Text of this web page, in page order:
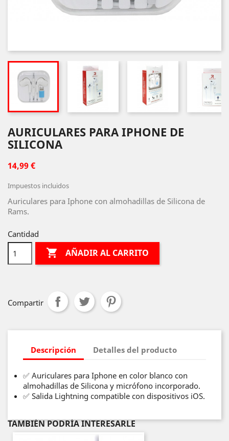
AURICULARES PARA IPHONE DE
SILICONA
14,99 €
Impuestos incluidos
Auriculares para Iphone con almohadillas de Silicona de
Rams.
Cantidad
 AÑADIR AL CARRITO
Compartir
Descripción Detalles del producto
✅ Auriculares para Iphone en color blanco con
almohadillas de Silicona y micrófono incorporado.
✅ Salida Lightning compatible con dispositivos iOS.
TAMBIÉN PODRÍA INTERESARLE